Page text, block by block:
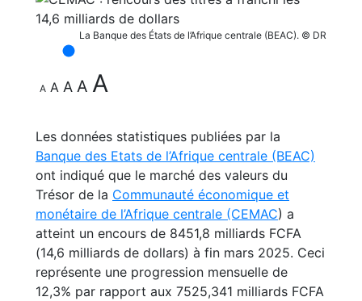
La Banque des États de l’Afrique centrale (BEAC). © DR
A A A A A
Les données statistiques publiées par la
Banque des Etats de l’Afrique centrale (BEAC)
ont indiqué que le marché des valeurs du
Trésor de la Communauté économique et
monétaire de l’Afrique centrale (CEMAC) a
atteint un encours de 8451,8 milliards FCFA
(14,6 milliards de dollars) à fin mars 2025. Ceci
représente une progression mensuelle de
12,3% par rapport aux 7525,341 milliards FCFA